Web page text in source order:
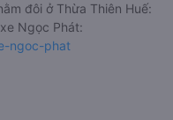
đôi ở Thừa Thiên Huế:
Ngọc Phát:
ngoc-phat